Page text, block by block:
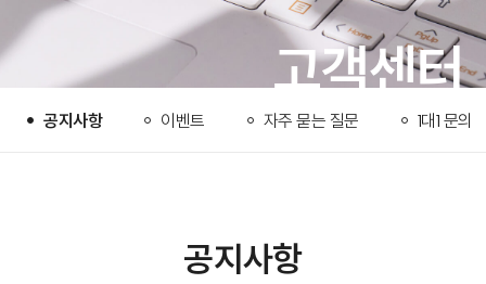
고객센터
공지사항 이벤트 자주 묻는 질문 1대1 문의
공지사항